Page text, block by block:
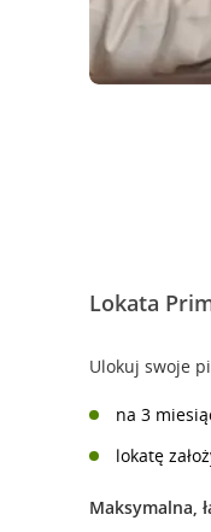
Lokata
Ulokuj swoje
na 3
lokatę
Maksymalna,